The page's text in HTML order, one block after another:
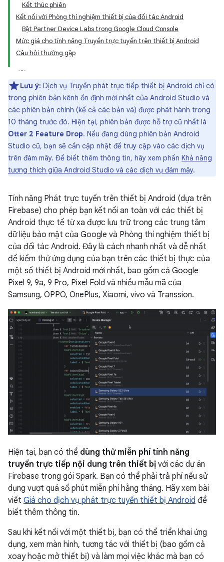
Kết thúc phiên
Kết nối với Phòng thí nghiệm thiết bị của đối tác Android
Bật Partner Device Labs trong Google Cloud Console
Mức giá cho tính năng Truyền trực tuyến trên thiết bị Android
Câu hỏi thường gặp
Lưu ý: Dịch vụ Truyền phát trực tiếp thiết bị Android chỉ có
trong phiên bản kênh ổn định mới nhất của Android Studio và
các phiên bản chính (kể cả các bản vá) được phát hành trong
10 tháng trước đó. Hiện tại, phiên bản được hỗ trợ cũ nhất là
Otter 2 Feature Drop. Nếu đang dùng phiên bản Android
Studio cũ, bạn sẽ cần cập nhật để truy cập vào các dịch vụ
trên đám mây. Để biết thêm thông tin, hãy xem phần Khả năng
tương thích giữa Android Studio và các dịch vụ đám mây.
Tính năng Phát trực tuyến trên thiết bị Android (dựa trên
Firebase) cho phép bạn kết nối an toàn với các thiết bị
Android thực tế từ xa được lưu trữ trong các trung tâm
dữ liệu bảo mật của Google và Phòng thí nghiệm thiết bị
của đối tác Android. Đây là cách nhanh nhất và dễ nhất
để kiểm thử ứng dụng của bạn trên các thiết bị thực của
một số thiết bị Android mới nhất, bao gồm cả Google
Pixel 9, 9a, 9 Pro, Pixel Fold và nhiều mẫu mã của
Samsung, OPPO, OnePlus, Xiaomi, vivo và Transsion.
Hiện tại, bạn có thể dùng thử miễn phí tính năng
truyền trực tiếp nội dung trên thiết bị với các dự án
Firebase trong gói Spark. Bạn có thể phải trả phí nếu sử
dụng vượt quá số phút miễn phí hằng tháng. Hãy xem bài
viết Giá cho dịch vụ phát trực tuyến thiết bị Android để
biết thêm thông tin.
Sau khi kết nối với một thiết bị, bạn có thể triển khai ứng
dụng, xem màn hình, tương tác với thiết bị (bao gồm cả
xoay hoặc mở thiết bị) và làm mọi việc khác mà bạn có